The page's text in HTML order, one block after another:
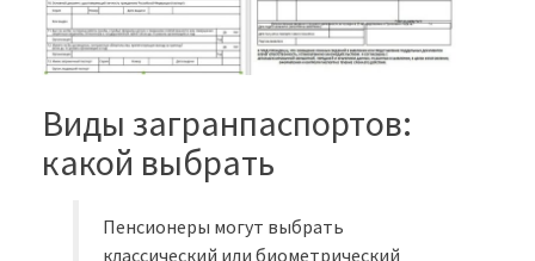
Виды загранпаспортов:
какой выбрать
Пенсионеры могут выбрать
классический или биометрический